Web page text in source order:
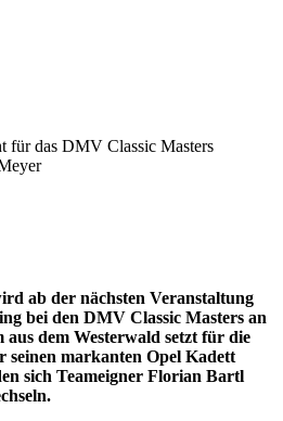
für das DMV Classic Masters
ab der nächsten Veranstaltung
bei den DMV Classic Masters an
aus dem Westerwald setzt für die
seinen markanten Opel Kadett
sich Teameigner Florian Bartl